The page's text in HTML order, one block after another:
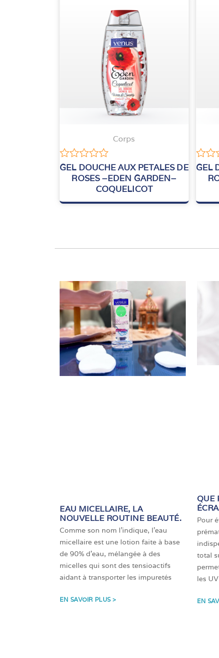
Corps
Note
GEL DOUCHE AUX PETALES DE
ROSES –EDEN GARDEN–
COQUELICOT
Note
GEL
EAU MICELLAIRE, LA
NOUVELLE ROUTINE BEAUTÉ.
Comme son nom l’indique, l’eau
micellaire est une lotion faite à base
de 90% d’eau, mélangée à des
micelles qui sont des tensioactifs
aidant à transporter les impuretés
EN SAVOIR PLUS >
QUE
Pour
total
les
EN